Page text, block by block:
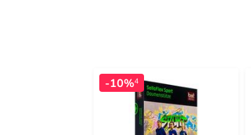
-10%4